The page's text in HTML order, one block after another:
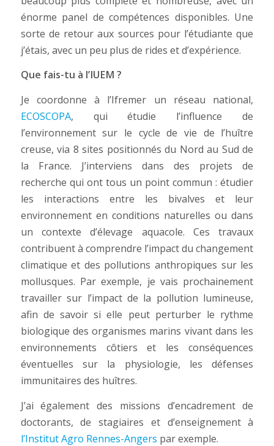
énorme panel de compétences disponibles. Une
sorte de retour aux sources pour l’étudiante que
j’étais, avec un peu plus de rides et d’expérience.
Que fais-tu à l’IUEM ?
Je coordonne à l’Ifremer un réseau national,
ECOSCOPA, qui étudie l’influence de
l’environnement sur le cycle de vie de l’huître
creuse, via 8 sites positionnés du Nord au Sud de
la France. J’interviens dans des projets de
recherche qui ont tous un point commun : étudier
les interactions entre les bivalves et leur
environnement en conditions naturelles ou dans
un contexte d’élevage aquacole. Ces travaux
contribuent à comprendre l’impact du changement
climatique et des pollutions anthropiques sur les
mollusques. Par exemple, je vais prochainement
travailler sur l’impact de la pollution lumineuse,
afin de savoir si elle peut perturber le rythme
biologique des organismes marins vivant dans les
environnements côtiers et les conséquences
éventuelles sur la physiologie, les défenses
immunitaires des huîtres.
J’ai également des missions d’encadrement de
doctorants, de stagiaires et d’enseignement à
l’Institut Agro Rennes-Angers par exemple.